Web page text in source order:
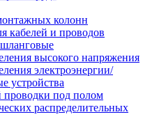
колонн
кабелей и проводов
высокого напряжения
электроэнергии/
устройства
под полом
распределительных